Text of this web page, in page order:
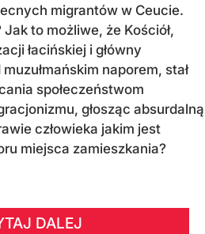
migrantów w Ceucie.
to możliwe, że Kościół,
łacińskiej i główny
naporem, stał
społeczeństwom
głosząc absurdalną
człowieka jakim jest
miejsca zamieszkania?
DALEJ